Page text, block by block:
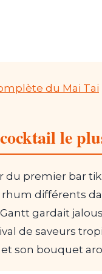
du Mai Tai
le
du premier bar
différents
gardait
de saveurs
son bouquet